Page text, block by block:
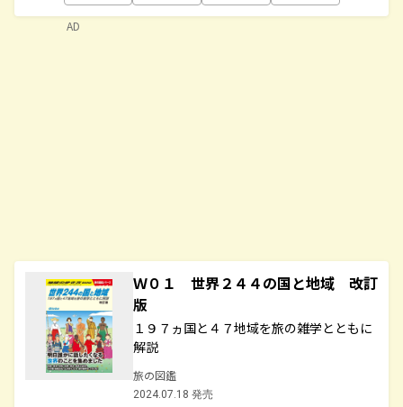
Ｗ０１ 世界２４４の国と地域 改訂
版
１９７ヵ国と４７地域を旅の雑学とともに
解説
旅の図鑑
2024.07.18 発売
AD